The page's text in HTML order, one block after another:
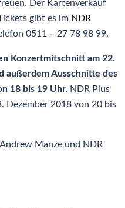
Der Kartenverkauf
gibt es im NDR
0511 – 27 78 98 99.
Konzertmitschnitt am 22.
außerdem Ausschnitte des
18 bis 19 Uhr. NDR Plus
2018 von 20 bis
Manze und NDR